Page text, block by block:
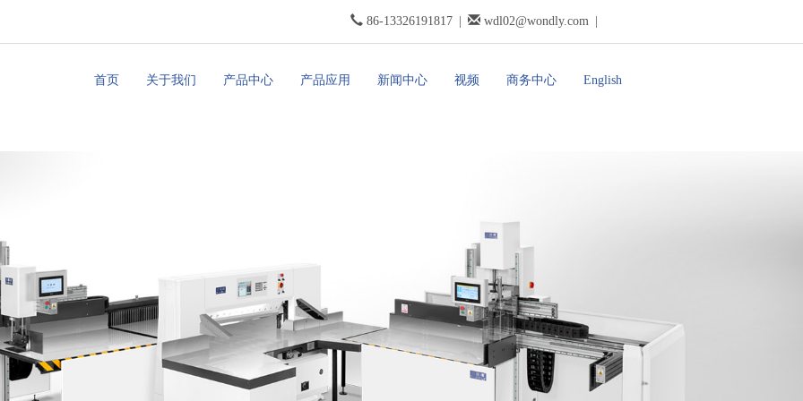
86-13326191817 wdl02@wondly.com
首页 关于我们 产品中心 产品应用 新闻中心 视频 商务中心 English